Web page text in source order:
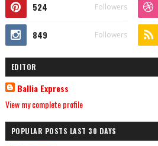
524 Followers
849 Followers
EDITOR
Ballia Express
View my complete profile
POPULAR POSTS LAST 30 DAYS